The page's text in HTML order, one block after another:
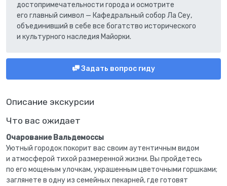
Описание экскурсии
Что вас ожидает
Очарование Вальдемоссы
Уютный городок покорит вас своим аутентичным видом
и атмосферой тихой размеренной жизни. Вы пройдетесь
по его мощеным улочкам, украшенным цветочными горшками;
заглянете в одну из семейных пекарней, где готовят
достопримечательности города и осмотрите
его главный символ — Кафедральный собор Ла Сеу,
объединивший в себе все богатство исторического
и культурного наследия Майорки.
Задать вопрос гиду